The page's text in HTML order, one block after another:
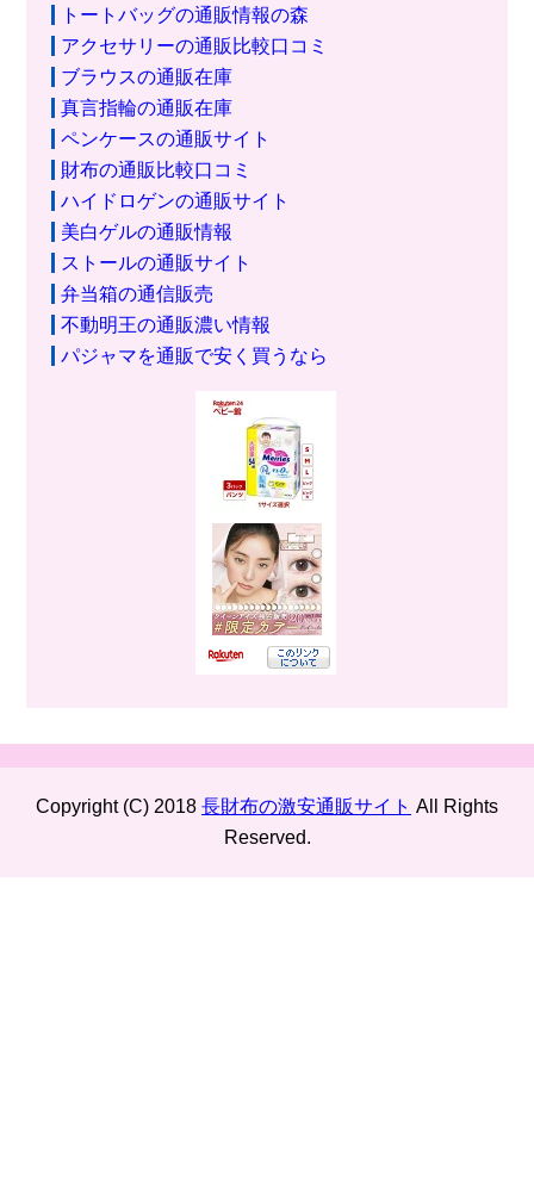
トートバッグの通販情報の森
アクセサリーの通販比較口コミ
ブラウスの通販在庫
真言指輪の通販在庫
ペンケースの通販サイト
財布の通販比較口コミ
ハイドロゲンの通販サイト
美白ゲルの通販情報
ストールの通販サイト
弁当箱の通信販売
不動明王の通販濃い情報
パジャマを通販で安く買うなら
Copyright (C) 2018 長財布の激安通販サイト All Rights
Reserved.